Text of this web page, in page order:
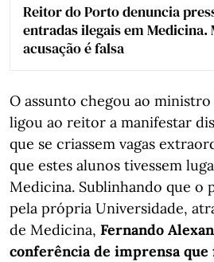
Reitor do Porto denuncia
entradas ilegais em
acusação é falsa
O assunto chegou ao ministro
ligou ao reitor a manifestar
que se criassem vagas
que estes alunos tivessem
Medicina. Sublinhando que o
pela própria Universidade,
de Medicina, Fernando
conferência de imprensa